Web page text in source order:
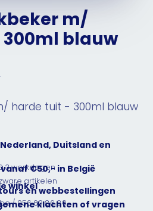
m/
blauw
harde tuit - 300ml blauw
Duitsland en
3 werkdagen
€50,- in België
artikelen
winkelen webbestellingen
/ 056 60 86 89klachten of vragen